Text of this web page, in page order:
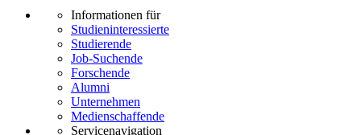
Informationen für
Studieninteressierte
Studierende
Job-Suchende
Forschende
Alumni
Unternehmen
Medienschaffende
Servicenavigation